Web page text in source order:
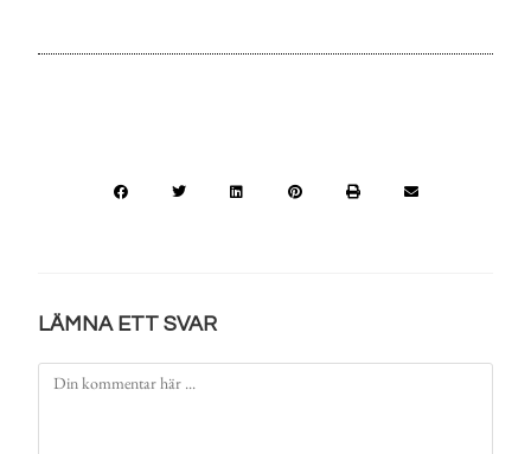
LÄMNA ETT SVAR